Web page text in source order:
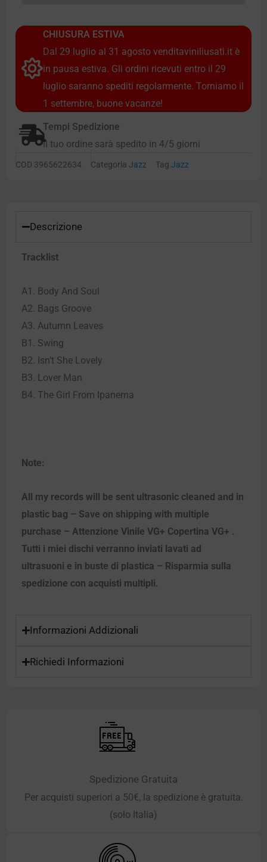
CHIUSURA ESTIVA
Dal 29 luglio al 31 agosto venditaviniliusati.it è
in pausa estiva. Gli ordini ricevuti entro il 29
luglio saranno spediti regolarmente. Torniamo il
1 settembre, buone vacanze!
Tempi Spedizione
Il tuo ordine sarà spedito in 4/5 giorni
COD 3965622634 Categoria Jazz Tag Jazz
Descrizione
Tracklist
A1. Body And Soul
A2. Bags Groove
A3. Autumn Leaves
B1. Swing
B2. Isn’t She Lovely
B3. Lover Man
B4. The Girl From Ipanema
Note:
All my records will be sent ultrasonic cleaned and in
plastic bag – Save on shipping with multiple
purchase – Attenzione Vinile VG+ Copertina VG+ .
Tutti i miei dischi verranno inviati lavati ad
ultrasuoni e in buste di plastica – Risparmia sulla
spedizione con acquisti multipli.
Informazioni Addizionali
Richiedi Informazioni
Spedizione Gratuita
Per acquisti superiori a 50€, la spedizione è gratuita.
(solo Italia)